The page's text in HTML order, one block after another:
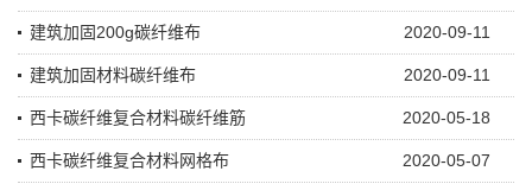
2020-09-11
建筑加固200g碳纤维布
2020-09-11
建筑加固材料碳纤维布
2020-05-18
西卡碳纤维复合材料碳纤维筋
2020-05-07
西卡碳纤维复合材料网格布